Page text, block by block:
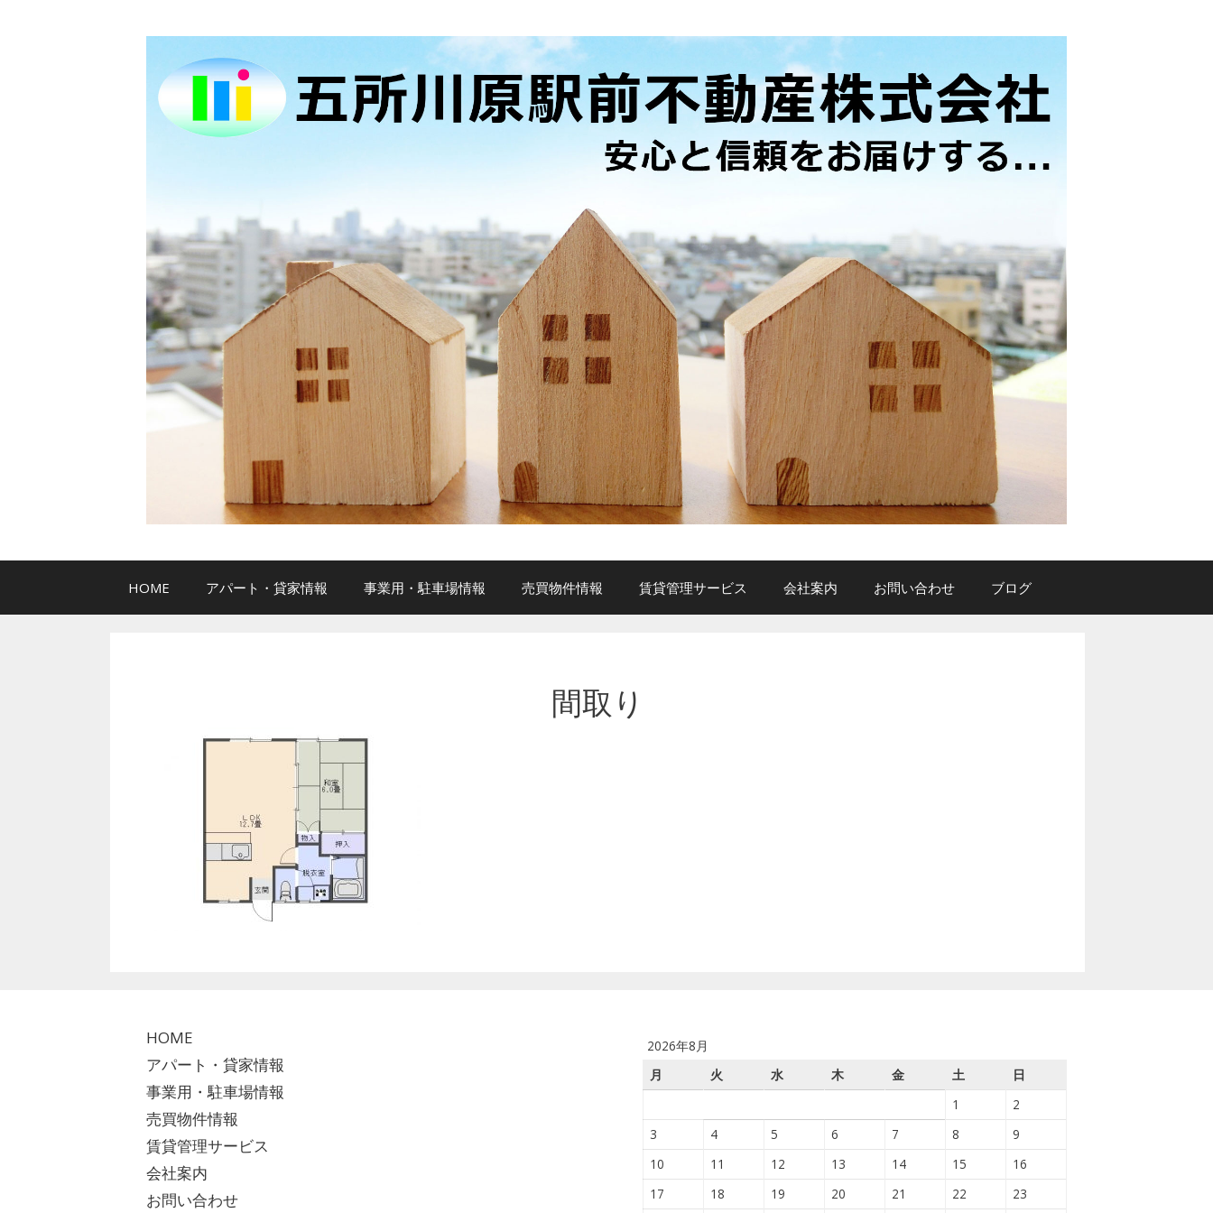
HOME アパート・貸家情報 事業用・駐車場情報 売買物件情報 賃貸管理サービス 会社案内 お問い合わせ ブログ
間取り
HOME
アパート・貸家情報
事業用・駐車場情報
売買物件情報
賃貸管理サービス
会社案内
お問い合わせ
2026年8月
月
火 水 木 金 土
日
1
2
3
4 5 6 7 8
9
10
11 12 13 14 15
16
17
18 19 20 21 22 23